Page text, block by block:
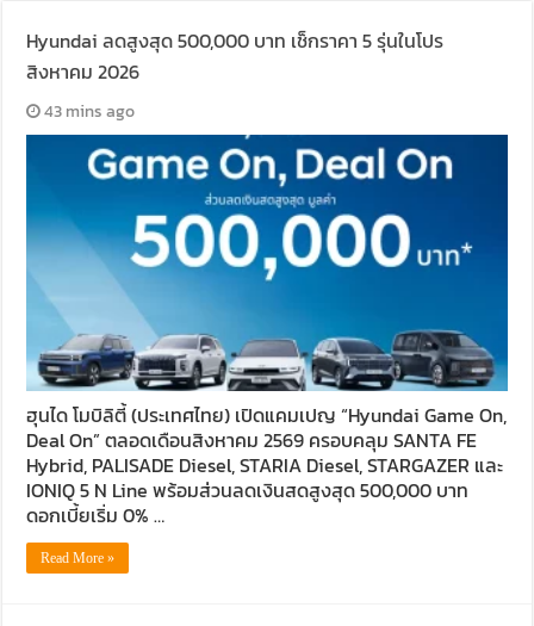
Hyundai ลดสูงสุด 500,000 บาท เช็กราคา 5 รุ่นในโปร
สิงหาคม 2026
43 mins ago
ฮุนได โมบิลิตี้ (ประเทศไทย) เปิดแคมเปญ “Hyundai Game On,
Deal On” ตลอดเดือนสิงหาคม 2569 ครอบคลุม SANTA FE
Hybrid, PALISADE Diesel, STARIA Diesel, STARGAZER และ
IONIQ 5 N Line พร้อมส่วนลดเงินสดสูงสุด 500,000 บาท
ดอกเบี้ยเริ่ม 0% …
Read More »